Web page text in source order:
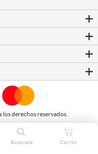
derechos reservados.
Búsqueda Carrito